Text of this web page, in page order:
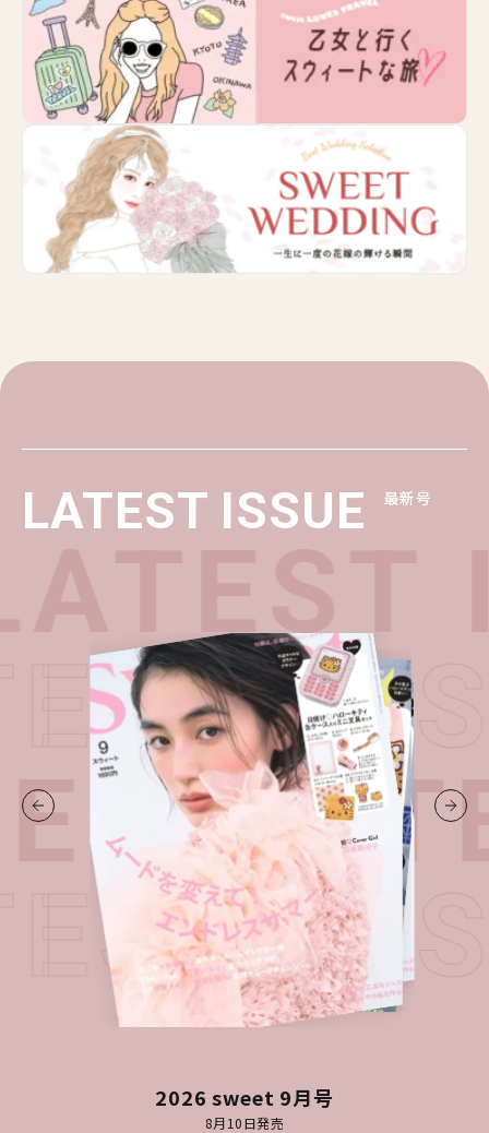
LATEST ISSUE 最新号
2026 sweet 9月号
8月10日発売
・